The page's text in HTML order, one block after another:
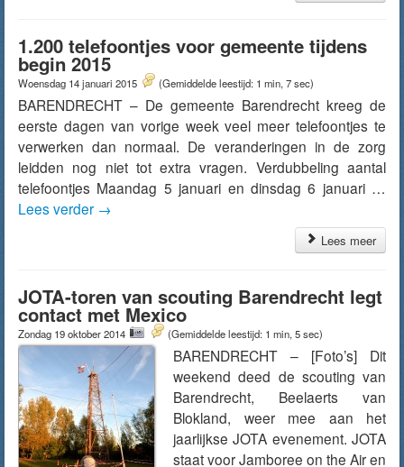
1.200 telefoontjes voor gemeente tijdens
begin 2015
Woensdag 14 januari 2015 (Gemiddelde leestijd: 1 min, 7 sec)
BARENDRECHT – De gemeente Barendrecht kreeg de
eerste dagen van vorige week veel meer telefoontjes te
verwerken dan normaal. De veranderingen in de zorg
leidden nog niet tot extra vragen. Verdubbeling aantal
telefoontjes Maandag 5 januari en dinsdag 6 januari …
Lees verder →
Lees meer
JOTA-toren van scouting Barendrecht legt
contact met Mexico
Zondag 19 oktober 2014 (Gemiddelde leestijd: 1 min, 5 sec)
BARENDRECHT – [Foto’s] Dit
weekend deed de scouting van
Barendrecht, Beelaerts van
Blokland, weer mee aan het
jaarlijkse JOTA evenement. JOTA
staat voor Jamboree on the Air en